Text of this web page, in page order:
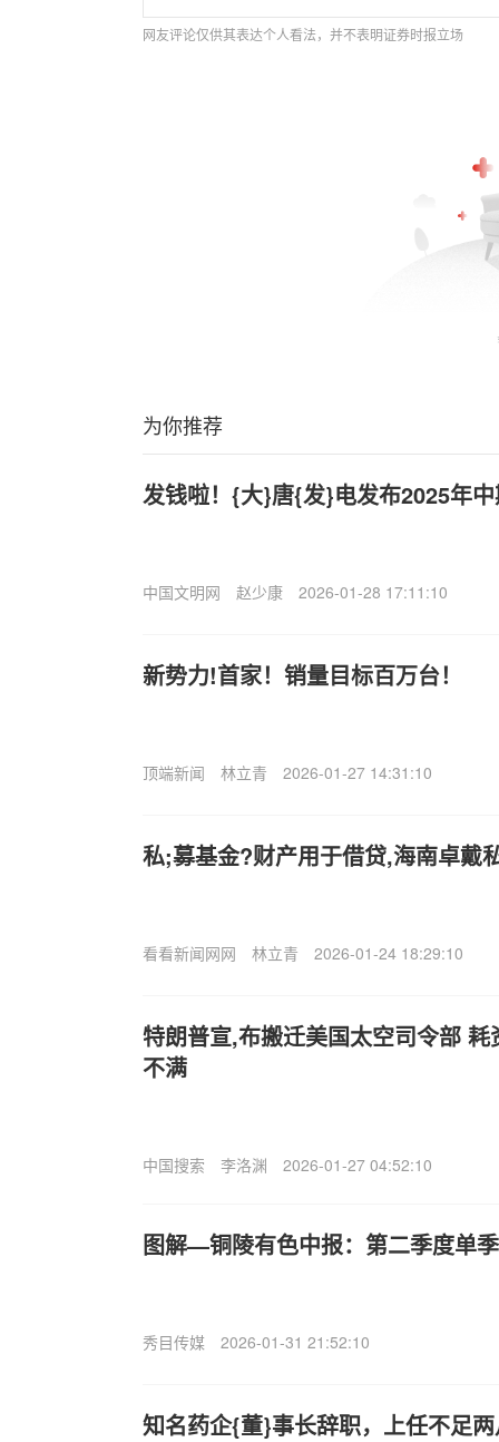
网友评论仅供其表达个人看法，并不表明证券时报立场
为你推荐
发钱啦！{大}唐{发}电发布2025年
中国文明网 赵少康 2026-01-28 17:11:10
新势力!首家！销量目标百万台！
顶端新闻 林立青 2026-01-27 14:31:10
私;募基金?财产用于借贷,海南卓戴
看看新闻网网 林立青 2026-01-24 18:29:10
特朗普宣,布搬迁美国太空司令部
不满
中国搜索 李洛渊 2026-01-27 04:52:10
图解—铜陵有色中报：第二季度单
秀目传媒 2026-01-31 21:52:10
知名药企{董}事长辞职，上任不足